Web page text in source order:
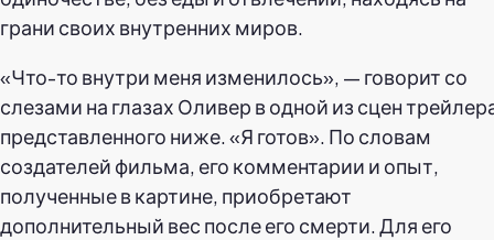
грани своих внутренних миров.
«Что-то внутри меня изменилось», — говорит со
слезами на глазах Оливер в одной из сцен
представленного ниже. «Я готов». По словам
создателей фильма, его комментарии и опыт,
полученные в картине, приобретают
дополнительный вес после его смерти. Для его